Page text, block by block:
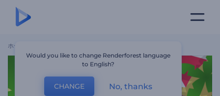
ホーム
Would you like to change Renderforest language
to English?
CHANGE No, thanks